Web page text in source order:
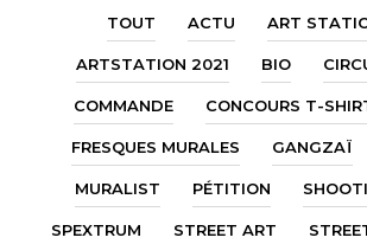
TOUT ACTU ART
ARTSTATION 2021 BIO
COMMANDE CONCOURS T-
FRESQUES MURALES GANGZAÏ
MURALIST PÉTITION
SPEXTRUM STREET ART